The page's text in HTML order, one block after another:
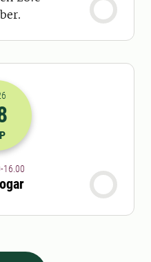
28-09 07:00
16.00